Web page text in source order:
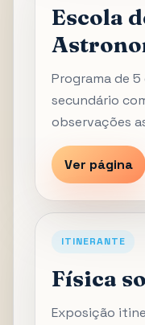
Escola
Programa de
secundário
observações
Ver página
ITINERANTE
Física
Exposição